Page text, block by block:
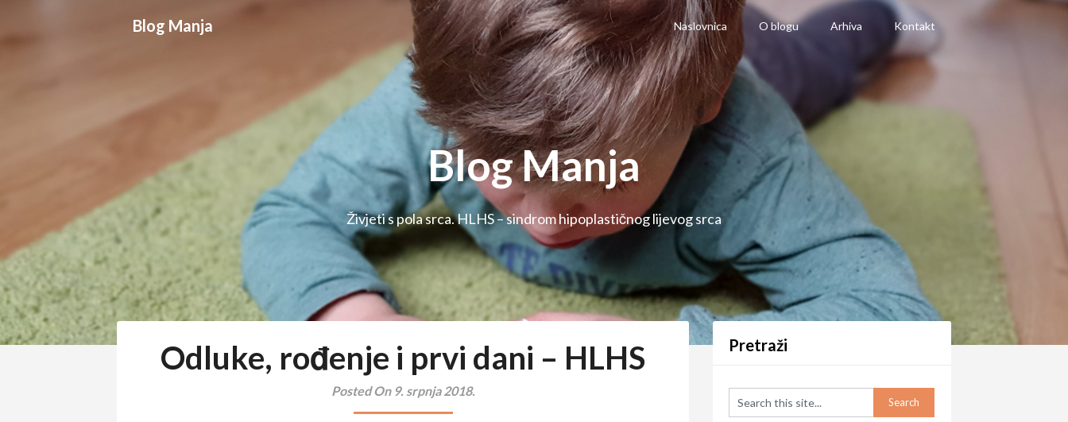
Blog Manja Naslovnica O blogu Arhiva Kontakt
Blog Manja
Živjeti s pola srca. HLHS – sindrom hipoplastičnog lijevog srca
Odluke, rođenje i prvi dani – HLHS
Posted On 9. srpnja 2018.
Pretraži